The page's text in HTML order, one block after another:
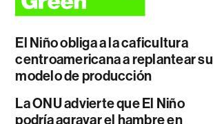
El Niño obliga a la caficultura
centroamericana a replantear su
modelo de producción
La ONU advierte que El Niño
podría agravar el hambre en